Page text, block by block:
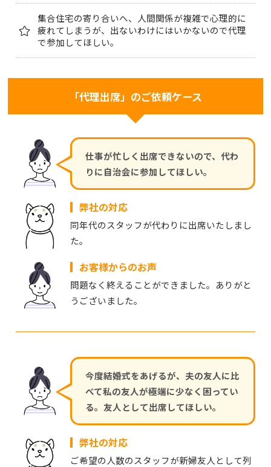
集合住宅の寄り合いへ、人間関係が複雑で心理的に
疲れてしまうが、出ないわけにはいかないので代理
で参加してほしい。
「代理出席」のご依頼ケース
仕事が忙しく出席できないので、代わ
りに自治会に参加してほしい。
弊社の対応
同年代のスタッフが代わりに出席いたしまし
た。
お客様からのお声
問題なく終えることができました。ありがと
うございました。
今度結婚式をあげるが、夫の友人に比
べて私の友人が極端に少なく困ってい
る。友人として出席してほしい。
弊社の対応
ご希望の人数のスタッフが新婦友人として列